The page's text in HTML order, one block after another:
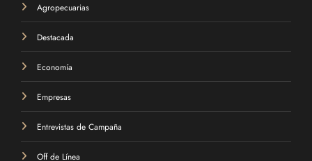
Agropecuarias
Destacada
Economía
Empresas
Entrevistas de Campaña
Off de Línea